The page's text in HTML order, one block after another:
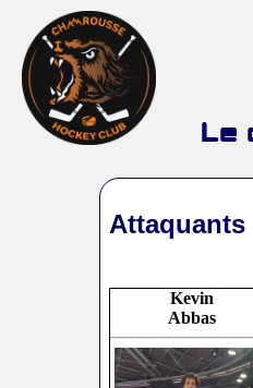
Le
Attaquants
Kevin
Abbas